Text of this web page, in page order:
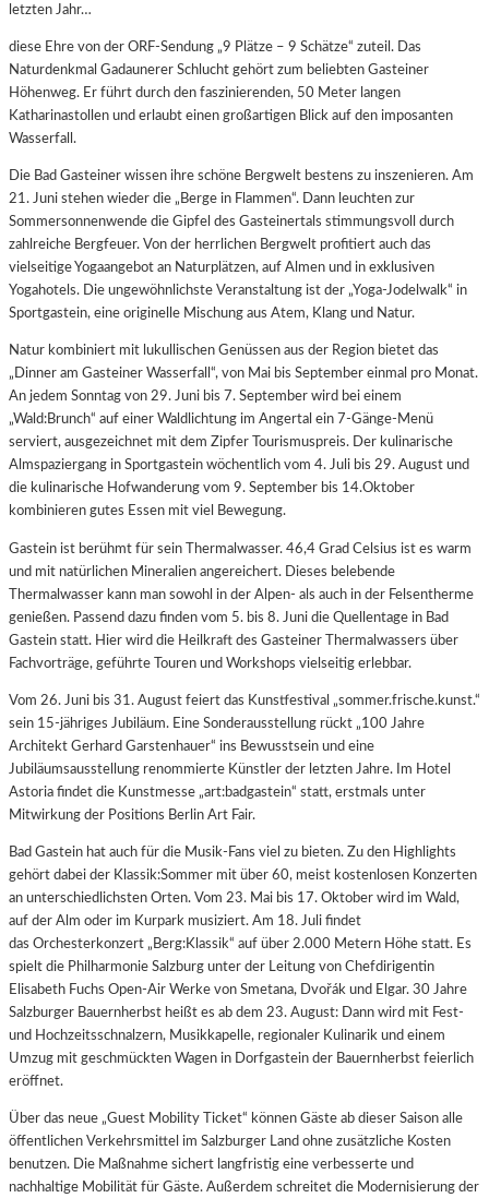
letzten Jahr…
diese Ehre von der ORF-Sendung „9 Plätze – 9 Schätze“ zuteil. Das
Naturdenkmal Gadaunerer Schlucht gehört zum beliebten Gasteiner
Höhenweg. Er führt durch den faszinierenden, 50 Meter langen
Katharinastollen und erlaubt einen großartigen Blick auf den imposanten
Wasserfall.
Die Bad Gasteiner wissen ihre schöne Bergwelt bestens zu inszenieren. Am
21. Juni stehen wieder die „Berge in Flammen“. Dann leuchten zur
Sommersonnenwende die Gipfel des Gasteinertals stimmungsvoll durch
zahlreiche Bergfeuer. Von der herrlichen Bergwelt profitiert auch das
vielseitige Yogaangebot an Naturplätzen, auf Almen und in exklusiven
Yogahotels. Die ungewöhnlichste Veranstaltung ist der „Yoga-Jodelwalk“ in
Sportgastein, eine originelle Mischung aus Atem, Klang und Natur.
Natur kombiniert mit lukullischen Genüssen aus der Region bietet das
„Dinner am Gasteiner Wasserfall“, von Mai bis September einmal pro Monat.
An jedem Sonntag von 29. Juni bis 7. September wird bei einem
„Wald:Brunch“ auf einer Waldlichtung im Angertal ein 7-Gänge-Menü
serviert, ausgezeichnet mit dem Zipfer Tourismuspreis. Der kulinarische
Almspaziergang in Sportgastein wöchentlich vom 4. Juli bis 29. August und
die kulinarische Hofwanderung vom 9. September bis 14.Oktober
kombinieren gutes Essen mit viel Bewegung.
Gastein ist berühmt für sein Thermalwasser. 46,4 Grad Celsius ist es warm
und mit natürlichen Mineralien angereichert. Dieses belebende
Thermalwasser kann man sowohl in der Alpen- als auch in der Felsentherme
genießen. Passend dazu finden vom 5. bis 8. Juni die Quellentage in Bad
Gastein statt. Hier wird die Heilkraft des Gasteiner Thermalwassers über
Fachvorträge, geführte Touren und Workshops vielseitig erlebbar.
Vom 26. Juni bis 31. August feiert das Kunstfestival „sommer.frische.kunst.“
sein 15-jähriges Jubiläum. Eine Sonderausstellung rückt „100 Jahre
Architekt Gerhard Garstenhauer“ ins Bewusstsein und eine
Jubiläumsausstellung renommierte Künstler der letzten Jahre. Im Hotel
Astoria findet die Kunstmesse „art:badgastein“ statt, erstmals unter
Mitwirkung der Positions Berlin Art Fair.
Bad Gastein hat auch für die Musik-Fans viel zu bieten. Zu den Highlights
gehört dabei der Klassik:Sommer mit über 60, meist kostenlosen Konzerten
an unterschiedlichsten Orten. Vom 23. Mai bis 17. Oktober wird im Wald,
auf der Alm oder im Kurpark musiziert. Am 18. Juli findet
das Orchesterkonzert „Berg:Klassik“ auf über 2.000 Metern Höhe statt. Es
spielt die Philharmonie Salzburg unter der Leitung von Chefdirigentin
Elisabeth Fuchs Open-Air Werke von Smetana, Dvořák und Elgar. 30 Jahre
Salzburger Bauernherbst heißt es ab dem 23. August: Dann wird mit Fest-
und Hochzeitsschnalzern, Musikkapelle, regionaler Kulinarik und einem
Umzug mit geschmückten Wagen in Dorfgastein der Bauernherbst feierlich
eröffnet.
Über das neue „Guest Mobility Ticket“ können Gäste ab dieser Saison alle
öffentlichen Verkehrsmittel im Salzburger Land ohne zusätzliche Kosten
benutzen. Die Maßnahme sichert langfristig eine verbesserte und
nachhaltige Mobilität für Gäste. Außerdem schreitet die Modernisierung der